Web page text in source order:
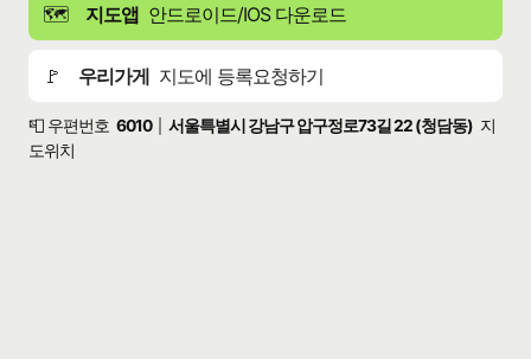
🗺️ 지도앱 안드로이드/IOS 다운로드
🚩 우리가게 지도에 등록요청하기
📮 우편번호 6010 서울특별시 강남구 압구정로73길 22 (청담동) 지
도위치